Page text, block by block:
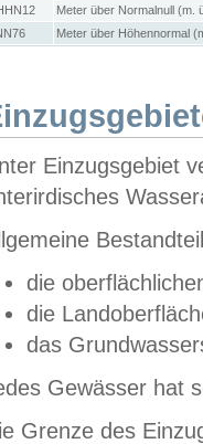
Meter über Normalnull (m.
Meter über Höhennormal
Einzugsgebiet
die
die
das
Gewässer hat
Grenze des